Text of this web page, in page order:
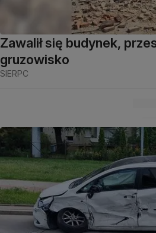
Zawalił się budynek,
gruzowisko
SIERPC